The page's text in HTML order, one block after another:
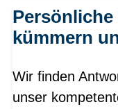
kümmern
Wir finden
unser